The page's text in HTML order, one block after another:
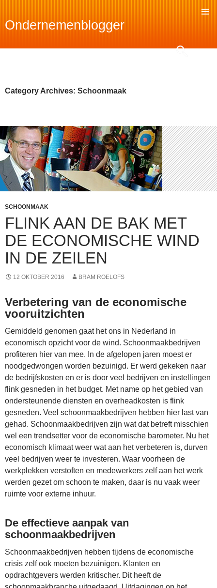
Ondernemenblogger
Category Archives: Schoonmaak
SCHOONMAAK
FLINK AAN DE BAK MET
DE ECONOMISCHE WIND
IN DE ZEILEN
12 OKTOBER 2016 BRAM ROELOFS
Verbetering van de economische
vooruitzichten
Gemiddeld genomen gaat het ons in Nederland in
economisch opzicht voor de wind. Schoonmaakbedrijven
profiteren hier van mee. In de afgelopen jaren moest er
noodgedwongen worden bezuinigd. Er werd gekeken naar
de bedrijfskosten en er is door veel bedrijven en instellingen
flink gesneden in het budget. Met name op het gebied van
ondersteunende diensten en overheadkosten is flink
gesneden. Veel schoonmaakbedrijven hebben hier last van
gehad. Schoonmaakbedrijven zijn wat dat betreft misschien
wel een trendsetter voor de economische barometer. Nu het
economisch klimaat weer wat aan het verbeteren is, durven
veel bedrijven weer te investeren. Waar voorheen de
werkplekken verstoften en medewerkers zelf aan het werk
werden gezet om schoon te maken, daar is nu vaak weer
ruimte voor externe inhuur.
De effectieve aanpak van
schoonmaakbedrijven
Schoonmaakbedrijven hebben tijdens de economische
crisis zelf ook moeten bezuinigen. Klanten en
opdrachtgevers werden kritischer. Dit heeft de